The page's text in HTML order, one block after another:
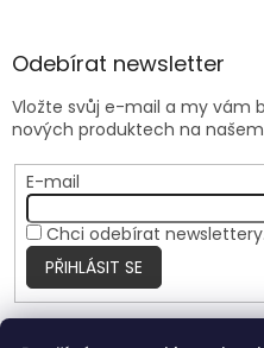
Odebírat newsletter
Vložte svůj e-mail a my vám
nových produktech na
E-mail
Chci odebírat newslettery.
PŘIHLÁSIT SE